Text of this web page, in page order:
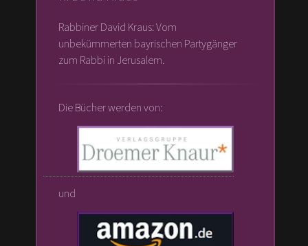
Rabbiner David Kraus: Vom
unbekümmerten bayrischen Partygänger
zum Rabbi in Jerusalem.
Die Bücher werden von:
und